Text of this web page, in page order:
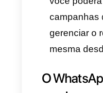
de
deixar
tudo o